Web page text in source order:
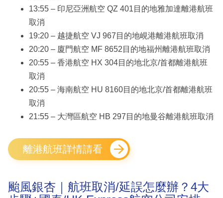
13:55 – 印尼亞洲航空 QZ 401目的地雅加達離港航班
取消
19:20 – 越捷航空 VJ 967目的地峴港離港航班取消
20:20 – 廈門航空 MF 8652目的地福州離港航班取消
20:55 – 香港航空 HX 304目的地北京/首都離港航班
取消
20:55 – 海南航空 HU 8160目的地北京/首都離港航班
取消
21:55 – 大灣區航空 HB 297目的地曼谷離港航班取消
離港航班詳情請看
颱風銀杏｜航班取消/延誤怎麼辦？4大